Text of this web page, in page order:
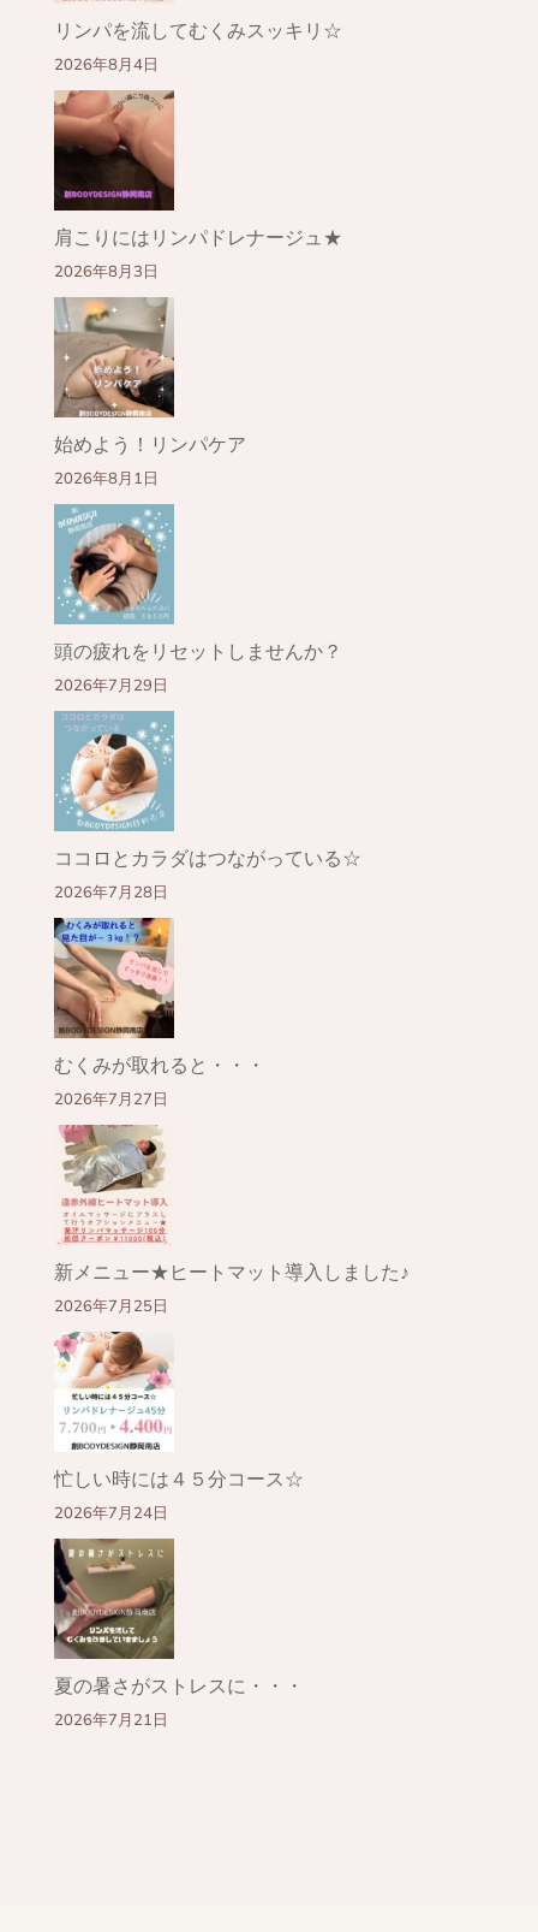
リンパを流してむくみスッキリ☆
2026年8月4日
肩こりにはリンパドレナージュ★
2026年8月3日
始めよう！リンパケア
2026年8月1日
頭の疲れをリセットしませんか？
2026年7月29日
ココロとカラダはつながっている☆
2026年7月28日
むくみが取れると・・・
2026年7月27日
新メニュー★ヒートマット導入しました♪
2026年7月25日
忙しい時には４５分コース☆
2026年7月24日
夏の暑さがストレスに・・・
2026年7月21日